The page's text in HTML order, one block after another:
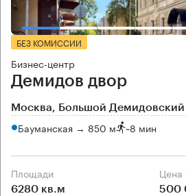
БЕЗ КОМИССИИ
Бизнес-центр
Демидов двор
Москва, Большой Демидовский
Бауманская → 850 м ~8 мин
Площади
6280 кв.м 500